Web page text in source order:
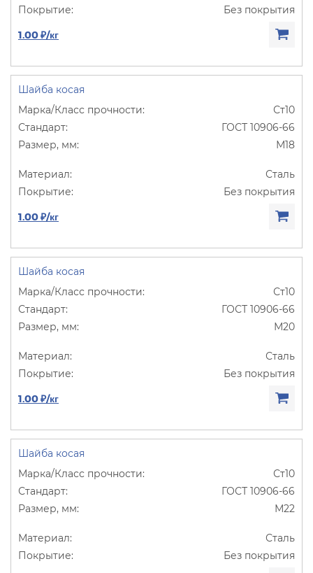
Без покрытия
1.00 ₽/кг
Шайба косая
Ст10
ГОСТ 10906-66
М18
Сталь
Без покрытия
1.00 ₽/кг
Шайба косая
Ст10
ГОСТ 10906-66
М20
Сталь
Без покрытия
1.00 ₽/кг
Шайба косая
Ст10
ГОСТ 10906-66
М22
Сталь
Без покрытия